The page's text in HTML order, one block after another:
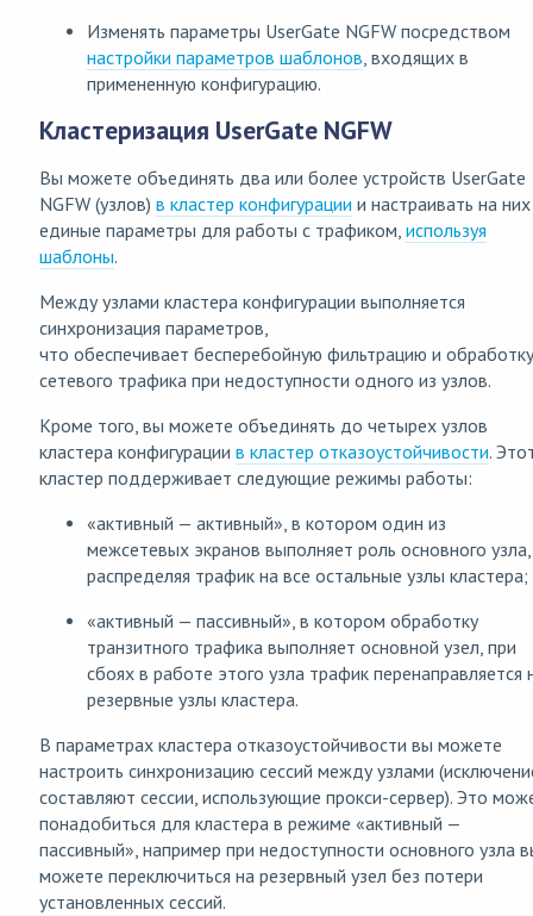
Изменять параметры UserGate NGFW посредством
настройки параметров шаблонов, входящих в
примененную конфигурацию.
Кластеризация UserGate NGFW
Вы можете объединять два или более устройств UserGate
NGFW (узлов) в кластер конфигурации и настраивать на них
единые параметры для работы с трафиком, используя
шаблоны.
Между узлами кластера конфигурации выполняется
синхронизация параметров,
что обеспечивает бесперебойную фильтрацию и обработку
сетевого трафика при недоступности одного из узлов.
Кроме того, вы можете объединять до четырех узлов
кластера конфигурации в кластер отказоустойчивости.
кластер поддерживает следующие режимы работы:
«активный — активный», в котором один из
межсетевых экранов выполняет роль основного узла,
распределяя трафик на все остальные узлы кластера;
«активный — пассивный», в котором обработку
транзитного трафика выполняет основной узел, при
сбоях в работе этого узла трафик перенаправляется
резервные узлы кластера.
В параметрах кластера отказоустойчивости вы можете
настроить синхронизацию сессий между узлами
составляют сессии, использующие прокси-сервер). Это
понадобиться для кластера в режиме «активный —
пассивный», например при недоступности основного узла
можете переключиться на резервный узел без потери
установленных сессий.